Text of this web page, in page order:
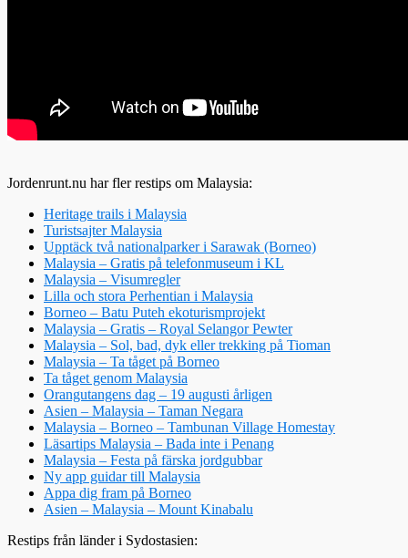
Jordenrunt.nu har fler restips om Malaysia:
Heritage trails i Malaysia
Turistsajter Malaysia
Upptäck två nationalparker i Sarawak (Borneo)
Malaysia – Gratis på telefonmuseum i KL
Malaysia – Visumregler
Lilla och stora Perhentian i Malaysia
Borneo – Batu Puteh ekoturismprojekt
Malaysia – Gratis – Royal Selangor Pewter
Malaysia – Sol, bad, dyk eller trekking på Tioman
Malaysia – Ta tåget på Borneo
Ta tåget genom Malaysia
Orangutangens dag – 19 augusti årligen
Asien – Malaysia – Taman Negara
Malaysia – Borneo – Tambunan Village Homestay
Läsartips Malaysia – Bada inte i Penang
Malaysia – Festa på färska jordgubbar
Ny app guidar till Malaysia
Appa dig fram på Borneo
Asien – Malaysia – Mount Kinabalu
Restips från länder i Sydostasien: